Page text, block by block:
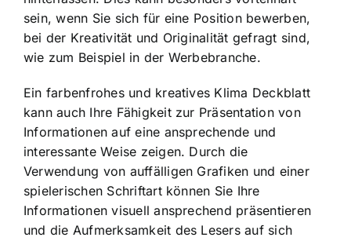
sein, wenn Sie sich für eine Position bewerben,
bei der Kreativität und Originalität gefragt sind,
wie zum Beispiel in der Werbebranche.
Ein farbenfrohes und kreatives Klima Deckblatt
kann auch Ihre Fähigkeit zur Präsentation von
Informationen auf eine ansprechende und
interessante Weise zeigen. Durch die
Verwendung von auffälligen Grafiken und einer
spielerischen Schriftart können Sie Ihre
Informationen visuell ansprechend präsentieren
und die Aufmerksamkeit des Lesers auf sich